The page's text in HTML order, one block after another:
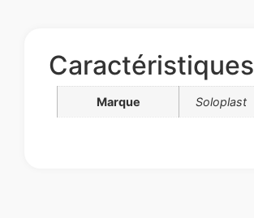
Caractéristiques
Marque Soloplast